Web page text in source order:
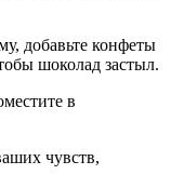
добавьте конфеты
шоколад застыл.
в
чувств,